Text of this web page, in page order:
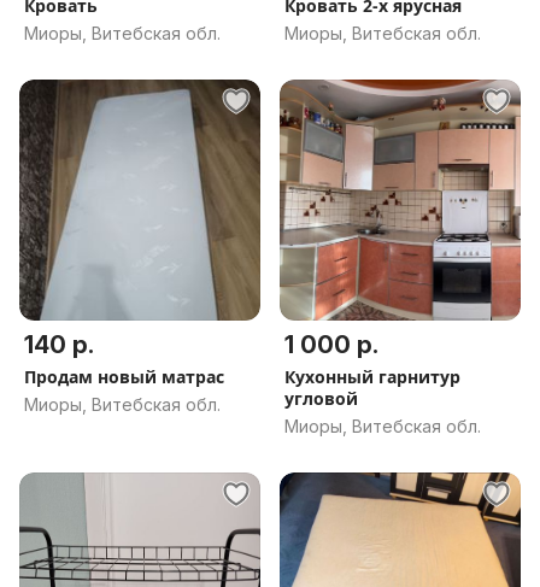
Кровать
Миоры, Витебская обл.
Кровать 2-х ярусная
Миоры, Витебская обл.
140 р.
Продам новый матрас
Миоры, Витебская обл.
1 000 р.
Кухонный гарнитур
угловой
Миоры, Витебская обл.